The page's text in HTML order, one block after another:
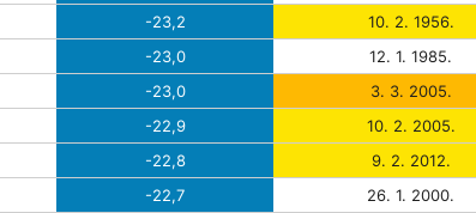
-23,2
10. 2. 1956.
-23,0
12. 1. 1985.
-23,0
3. 3. 2005.
-22,9
10. 2. 2005.
-22,8
9. 2. 2012.
-22,7 26. 1. 2000.